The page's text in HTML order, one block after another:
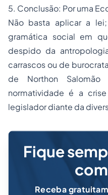
​5. Conclusão: Por uma
​Não basta aplicar a
gramática social em
despido da
carrascos ou de
de Northon
normatividade é a
legislador diante da
Fique
Receba